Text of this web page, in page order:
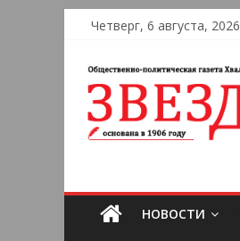
Четверг, 6 августа, 2026
НОВОСТИ